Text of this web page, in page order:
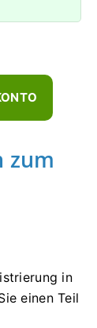
zum
in
einen Teil